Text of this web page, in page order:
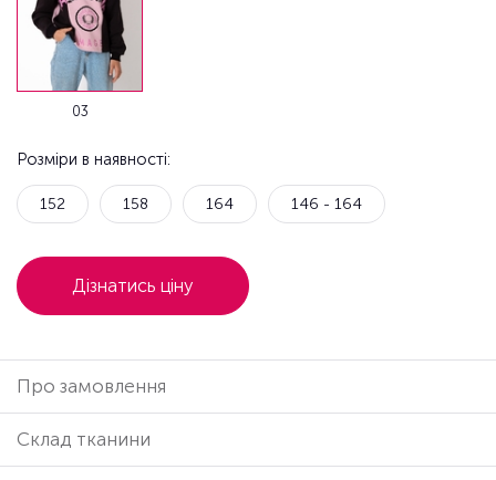
03
Розміри в наявності:
152 158 164 146 - 164
Дізнатись ціну
Про замовлення
Cклад тканини